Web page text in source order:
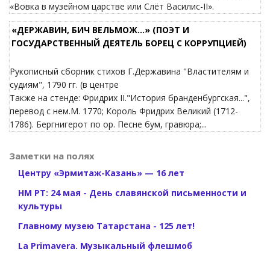
«Вовка в музейном царстве или Слёт Василис-II».
«ДЕРЖАВИН, БИЧ ВЕЛЬМОЖ…» (ПОЭТ И
ГОСУДАРСТВЕННЫЙ ДЕЯТЕЛЬ БОРЕЦ С КОРРУПЦИЕЙ)
Рукописный сборник стихов Г.Державина "Властителям и
судиям", 1790 гг. (в центре
Также на стенде: Фридрих II."История бранденбургская...",
перевод с нем.М. 1770; Король Фридрих Великий (1712-
1786). Бергнигерот по ор. Песне бум, гравюра;...
Заметки на полях
Центру «Эрмитаж-Казань» — 16 лет
НМ РТ: 24 мая - День славянской письменности и
культуры
Главному музею Татарстана - 125 лет!
La Primavera. Музыкальный флешмоб